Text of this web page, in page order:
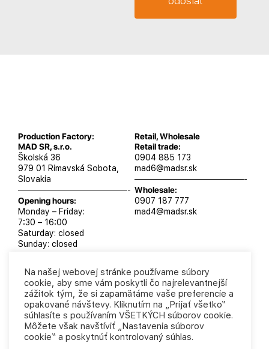
Production Factory:
MAD SR, s.r.o.
Školská 36
979 01 Rimavská Sobota,
Slovakia
—————————————-
Opening hours:
Monday – Friday:
7:30 – 16:00
Saturday: closed
Sunday: closed
Retail, Wholesale
Retail trade:
0904 885 173
mad6@madsr.sk
—————————————-
Wholesale:
0907 187 777
mad4@madsr.sk
MAD SR, s.r.o. 2025 Privacy Policy
Business
conditions
Na našej webovej stránke používame súbory
cookie, aby sme vám poskytli čo najrelevantnejší
zážitok tým, že si zapamätáme vaše preferencie a
opakované návštevy. Kliknutím na „Prijať všetko“
súhlasíte s používaním VŠETKÝCH súborov cookie.
Môžete však navštíviť „Nastavenia súborov
cookie“ a poskytnúť kontrolovaný súhlas.